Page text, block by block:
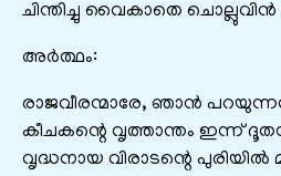
ചിന്തിച്ചു വൈകാതെ ചൊല്ലുവിൻ
അർത്ഥം:
രാജവീരന്മാരേ, ഞാന്‍
കീചകന്റെ വൃത്താന്തം ഇന്ന്
വൃദ്ധനായ വിരാടന്റെ പുരിയില്‍